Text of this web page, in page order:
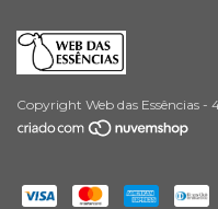
Copyright Web das Essências -